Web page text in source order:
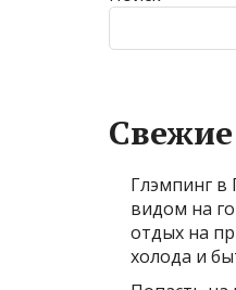
Глэмпинг в
видом на
отдых на
холода и